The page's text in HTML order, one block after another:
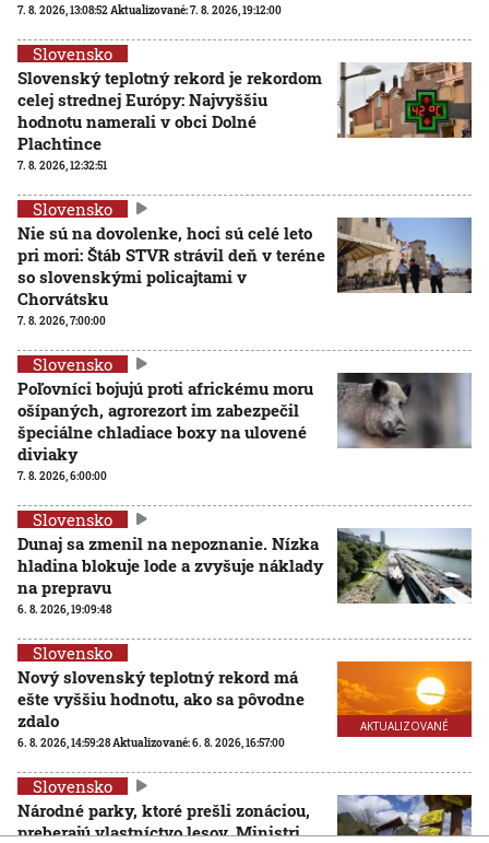
7. 8. 2026, 13:08:52Aktualizované:7. 8. 2026, 19:12:00
Slovensko
Slovenský teplotný rekord je rekordom
celej strednej Európy: Najvyššiu
hodnotu namerali v obci Dolné
Plachtince
7. 8. 2026, 12:32:51
Slovensko
Nie sú na dovolenke, hoci sú celé leto
pri mori: Štáb STVR strávil deň v teréne
so slovenskými policajtami v
Chorvátsku
7. 8. 2026, 7:00:00
Slovensko
Poľovníci bojujú proti africkému moru
ošípaných, agrorezort im zabezpečil
špeciálne chladiace boxy na ulovené
diviaky
7. 8. 2026, 6:00:00
Slovensko
Dunaj sa zmenil na nepoznanie. Nízka
hladina blokuje lode a zvyšuje náklady
na prepravu
6. 8. 2026, 19:09:48
AKTUALIZOVANÉ
Slovensko
Nový slovenský teplotný rekord má
ešte vyššiu hodnotu, ako sa pôvodne
zdalo
6. 8. 2026, 14:59:28Aktualizované:6. 8. 2026, 16:57:00
Slovensko
Národné parky, ktoré prešli zonáciou,
preberajú vlastníctvo lesov. Ministri